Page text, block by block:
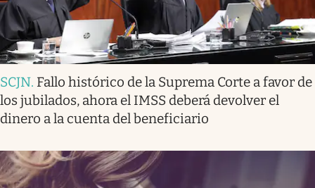
SCJN. Fallo histórico de la Suprema Corte a favor de
los jubilados, ahora el IMSS deberá devolver el
dinero a la cuenta del beneficiario